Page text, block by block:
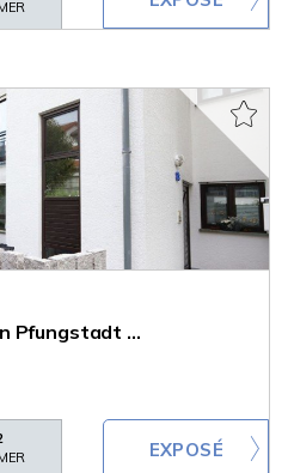
Pfungstadt ...